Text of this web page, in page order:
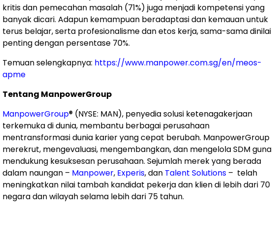
kritis dan pemecahan masalah (71%) juga menjadi kompetensi yang
banyak dicari. Adapun kemampuan beradaptasi dan kemauan untuk
terus belajar, serta profesionalisme dan etos kerja, sama-sama dinilai
penting dengan persentase 70%.
Temuan selengkapnya: https://www.manpower.com.sg/en/meos-
apme
Tentang ManpowerGroup
ManpowerGroup® (NYSE: MAN), penyedia solusi ketenagakerjaan
terkemuka di dunia, membantu berbagai perusahaan
mentransformasi dunia karier yang cepat berubah. ManpowerGroup
merekrut, mengevaluasi, mengembangkan, dan mengelola SDM guna
mendukung kesuksesan perusahaan. Sejumlah merek yang berada
dalam naungan – Manpower, Experis, dan Talent Solutions – telah
meningkatkan nilai tambah kandidat pekerja dan klien di lebih dari 70
negara dan wilayah selama lebih dari 75 tahun.